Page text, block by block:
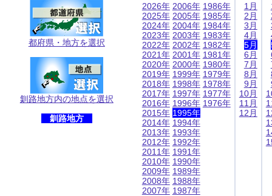
都府県・地方を選択
釧路地方内の地点を選択
釧路地方
2026年
2025年
2024年
2023年
2022年
2021年
2020年
2019年
2018年
2017年
2016年
2015年
2014年
2013年
2012年
2011年
2010年
2009年
2008年
2007年
2006年
2005年
2004年
2003年
2002年
2001年
2000年
1999年
1998年
1997年
1996年
1995年
1994年
1993年
1992年
1991年
1990年
1989年
1988年
1987年
1986年
1985年
1984年
1983年
1982年
1981年
1980年
1979年
1978年
1977年
1976年
1月
2月
3月
4月
5月
6月
7月
8月
9月
10月
11月
12月